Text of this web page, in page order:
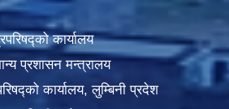
कार्यालय
प्रशासन मन्त्रालय
कार्यालय, लुम्बिनी प्रदेश